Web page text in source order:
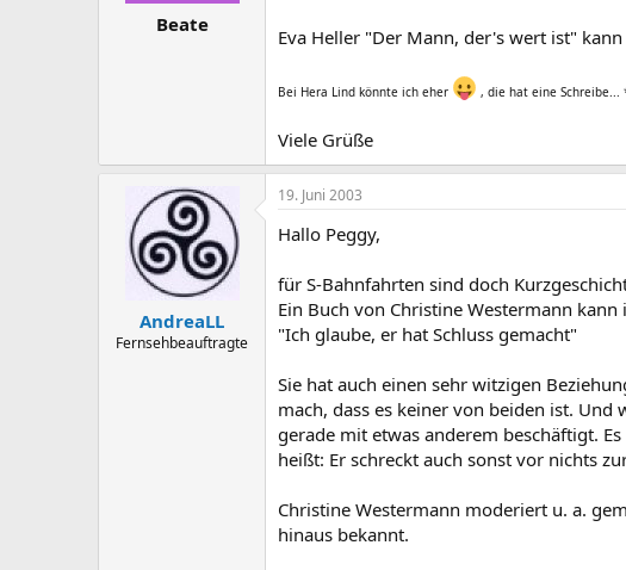
Beate
Eva Heller "Der Mann, der's wert ist"
Bei Hera Lind könnte ich eher , die hat eine Schreibe...
Viele Grüße
AndreaLL
Fernsehbeauftragte
19. Juni 2003
Hallo Peggy,
für S-Bahnfahrten sind doch
Ein Buch von Christine Westermann kann
"Ich glaube, er hat Schluss gemacht"
Sie hat auch einen sehr witzigen
mach, dass es keiner von beiden ist. Und
gerade mit etwas anderem beschäftigt.
heißt: Er schreckt auch sonst vor nichts
Christine Westermann moderiert u. a.
hinaus bekannt.